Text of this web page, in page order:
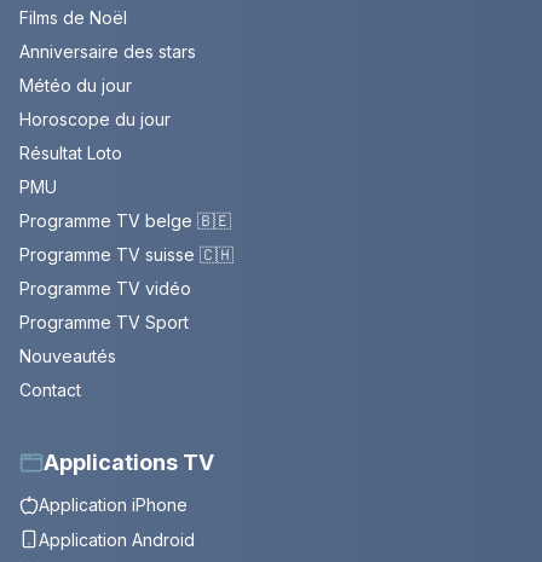
Films de Noël
Anniversaire des stars
Météo du jour
Horoscope du jour
Résultat Loto
PMU
Programme TV belge 🇧🇪
Programme TV suisse 🇨🇭
Programme TV vidéo
Programme TV Sport
Nouveautés
Contact
Applications TV
Application iPhone
Application Android